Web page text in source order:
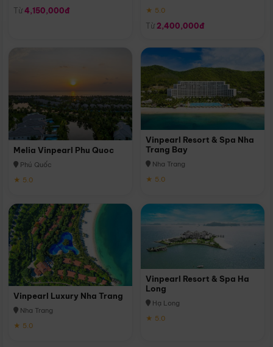
Từ 4,150,000đ
★ 5.0
Từ 2,400,000đ
Melia Vinpearl Phu Quoc
Phú Quốc
★ 5.0
Vinpearl Resort & Spa Nha
Trang Bay
Nha Trang
★ 5.0
Vinpearl Luxury Nha Trang
Nha Trang
★ 5.0
Vinpearl Resort & Spa Ha
Long
Hạ Long
★ 5.0